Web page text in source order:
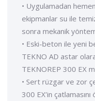
• Uygulamadan
ekipmanlar su ile
sonra mekanik
• Eski-beton ile yeni
TEKNO AD astar
TEKNOREP 300 EX
• Sert rüzgar ve zor
300 EX’in